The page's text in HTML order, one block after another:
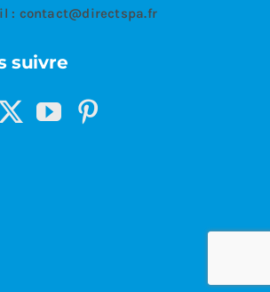
: contact@directspa.fr
suivre